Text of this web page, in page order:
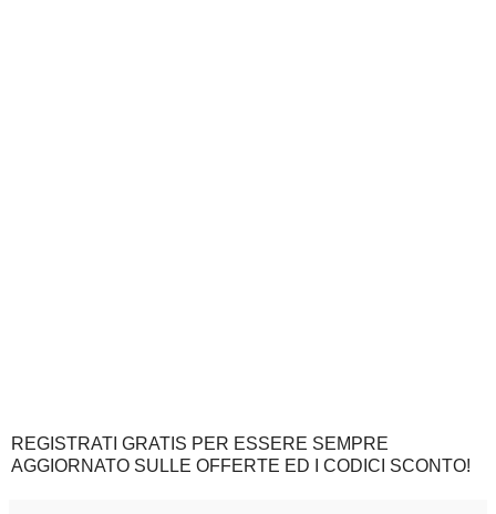
REGISTRATI GRATIS PER ESSERE SEMPRE
AGGIORNATO SULLE OFFERTE ED I CODICI SCONTO!